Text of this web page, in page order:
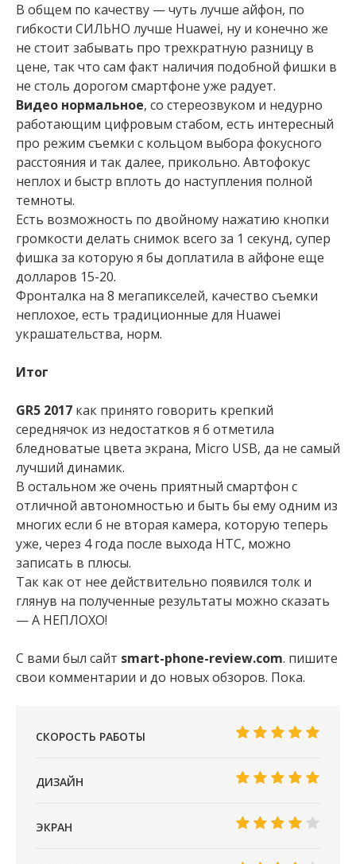
В общем по качеству — чуть лучше айфон, по
гибкости СИЛЬНО лучше Huawei, ну и конечно же
не стоит забывать про трехкратную разницу в
цене, так что сам факт наличия подобной фишки в
не столь дорогом смартфоне уже радует.
Видео нормальное, со стереозвуком и недурно
работающим цифровым стабом, есть интересный
про режим съемки с кольцом выбора фокусного
расстояния и так далее, прикольно. Автофокус
неплох и быстр вплоть до наступления полной
темноты.
Есть возможность по двойному нажатию кнопки
громкости делать снимок всего за 1 секунд, супер
фишка за которую я бы доплатила в айфоне еще
долларов 15-20.
Фронталка на 8 мегапикселей, качество съемки
неплохое, есть традиционные для Huawei
украшательства, норм.
Итог
GR5 2017 как принято говорить крепкий
середнячок из недостатков я б отметила
бледноватые цвета экрана, Micro USB, да не самый
лучший динамик.
В остальном же очень приятный смартфон с
отличной автономностью и быть бы ему одним из
многих если б не вторая камера, которую теперь
уже, через 4 года после выхода НТС, можно
записать в плюсы.
Так как от нее действительно появился толк и
глянув на полученные результаты можно сказать
— А НЕПЛОХО!
С вами был сайт smart-phone-review.com. пишите
свои комментарии и до новых обзоров. Пока.
СКОРОСТЬ РАБОТЫ
ДИЗАЙН
ЭКРАН